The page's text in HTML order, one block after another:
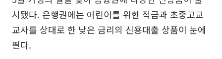
시됐다. 은행권에는 어린이를 위한 적금과 초중고교
교사를 상대로 한 낮은 금리의 신용대출 상품이 눈에
띈다.